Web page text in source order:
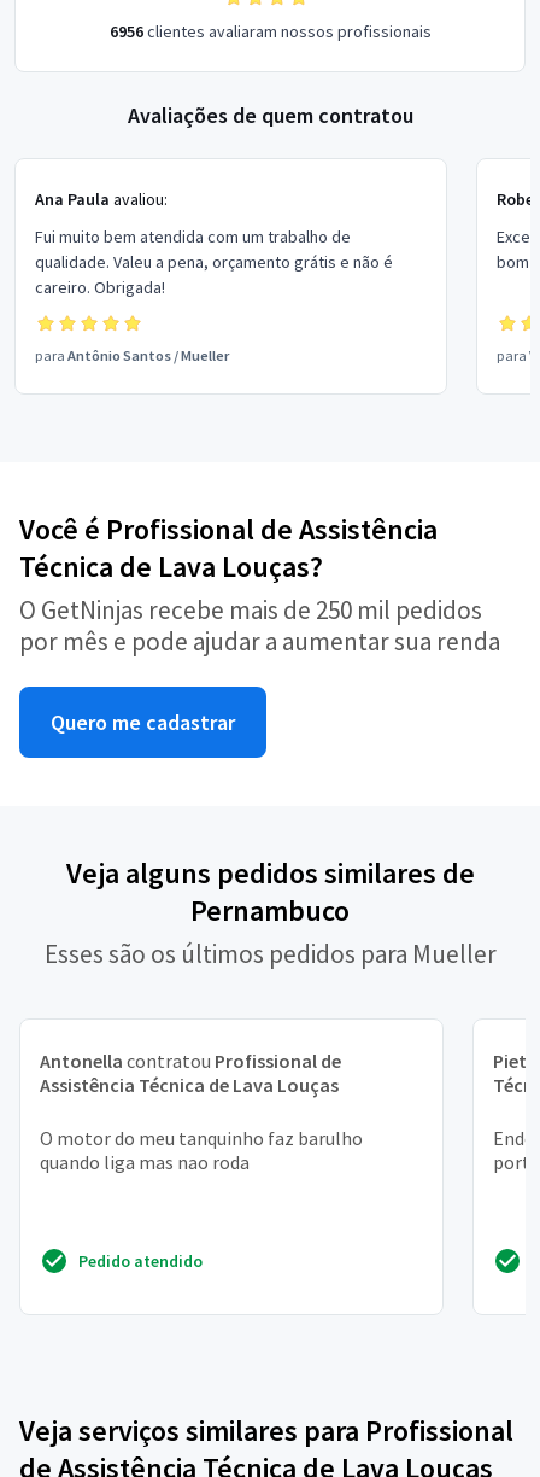
6956clientes avaliaram nossos profissionais
Avaliações de quem contratou
Ana Paula avaliou:
Fui muito bem atendida com um trabalho de
qualidade. Valeu a pena, orçamento grátis e não é
careiro. Obrigada!
para Antônio Santos /Mueller
bom
para
Você é Profissional de Assistência
Técnica de Lava Louças?
O GetNinjas recebe mais de 250 mil pedidos
por mês e pode ajudar a aumentar sua renda
Quero me cadastrar
Veja alguns pedidos similares de
Pernambuco
Esses são os últimos pedidos para Mueller
Antonella contratou Profissional de
Assistência Técnica de Lava Louças
O motor do meu tanquinho faz barulho
quando liga mas nao roda
Pedido atendido
Veja serviços similares para Profissional
de Assistência Técnica de Lava Louças